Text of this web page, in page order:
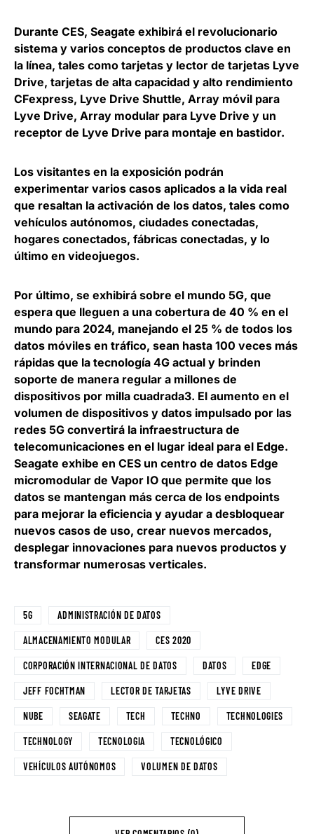
Durante CES, Seagate exhibirá el revolucionario
sistema y varios conceptos de productos clave en
la línea, tales como tarjetas y lector de tarjetas Lyve
Drive, tarjetas de alta capacidad y alto rendimiento
CFexpress, Lyve Drive Shuttle, Array móvil para
Lyve Drive, Array modular para Lyve Drive y un
receptor de Lyve Drive para montaje en bastidor.
Los visitantes en la exposición podrán
experimentar varios casos aplicados a la vida real
que resaltan la activación de los datos, tales como
vehículos autónomos, ciudades conectadas,
hogares conectados, fábricas conectadas, y lo
último en videojuegos.
Por último, se exhibirá sobre el mundo 5G, que
espera que lleguen a una cobertura de 40 % en el
mundo para 2024, manejando el 25 % de todos los
datos móviles en tráfico, sean hasta 100 veces más
rápidas que la tecnología 4G actual y brinden
soporte de manera regular a millones de
dispositivos por milla cuadrada3. El aumento en el
volumen de dispositivos y datos impulsado por las
redes 5G convertirá la infraestructura de
telecomunicaciones en el lugar ideal para el Edge.
Seagate exhibe en CES un centro de datos Edge
micromodular de Vapor IO que permite que los
datos se mantengan más cerca de los endpoints
para mejorar la eficiencia y ayudar a desbloquear
nuevos casos de uso, crear nuevos mercados,
desplegar innovaciones para nuevos productos y
transformar numerosas verticales.
5G ADMINISTRACIÓN DE DATOS
ALMACENAMIENTO MODULAR CES 2020
CORPORACIÓN INTERNACIONAL DE DATOS DATOS EDGE
JEFF FOCHTMAN LECTOR DE TARJETAS LYVE DRIVE
NUBE SEAGATE TECH TECHNO TECHNOLOGIES
TECHNOLOGY TECNOLOGIA TECNOLÓGICO
VEHÍCULOS AUTÓNOMOS VOLUMEN DE DATOS